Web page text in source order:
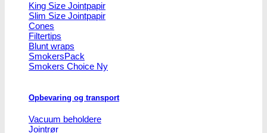
King Size Jointpapir
Slim Size Jointpapir
Cones
Filtertips
Blunt wraps
SmokersPack
Smokers Choice
Opbevaring og transport
Vacuum beholdere
Jointrør